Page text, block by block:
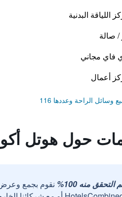
اللياقة البدنية
/ صالة
فاي مجاني
أعمال
الراحة وعددها 116
حول هوتل
التحقق منه 100%
نقوم بجمع وعرض